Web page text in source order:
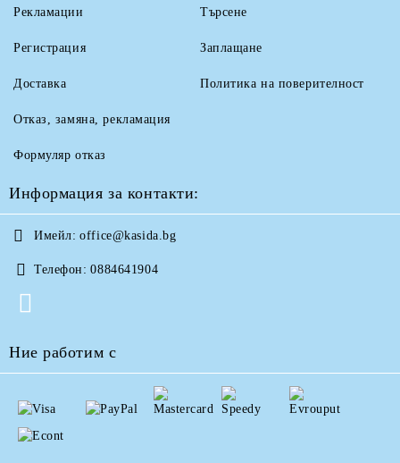
Рекламации Търсене
Регистрация
Доставка
Отказ, замяна, рекламация
Формуляр отказ
Заплащане
Политика на поверителност
Информация за контакти:
Имейл: office@kasida.bg
Телефон: 0884641904
Ние работим с